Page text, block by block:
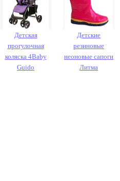
Детская
прогулочная
коляска 4Baby
Guido
Детские
резиновые
неоновые сапоги
Литма